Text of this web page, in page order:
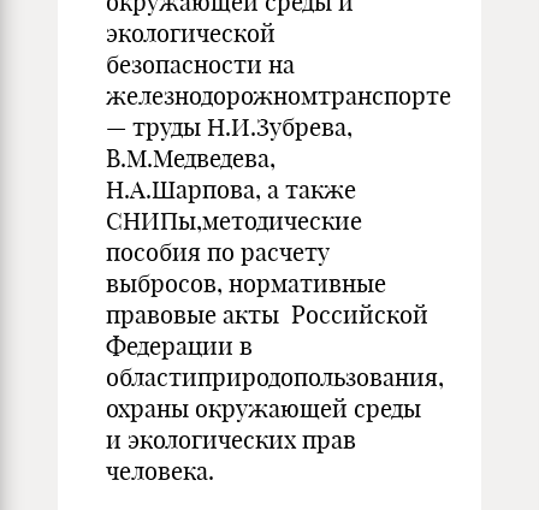
экологической
безопасности на
железнодорожномтранспорте
— труды Н.И.Зубрева,
В.М.Медведева,
Н.А.Шарпова, а также
СНИПы,методические
пособия по расчету
выбросов, нормативные
правовые акты Российской
Федерации в
областиприродопользования,
охраны окружающей среды
и экологических прав
человека.